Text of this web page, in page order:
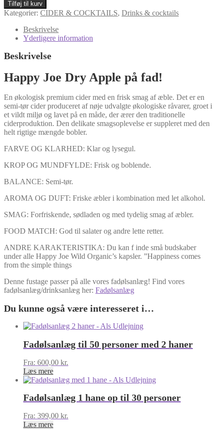
Dry
Apple
antal
Tilføj til kurv
Kategorier: CIDER & COCKTAILS, Drinks & cocktails
Beskrivelse
Yderligere information
Beskrivelse
Happy Joe Dry Apple på fad!
En økologisk premium cider med en frisk smag af æble. Det er en
semi-tør cider produceret af nøje udvalgte økologiske råvarer, groet i
et vildt miljø og lavet på en måde, der ærer den traditionelle
ciderproduktion. Den delikate smagsoplevelse er suppleret med den
helt rigtige mængde bobler.
FARVE OG KLARHED: Klar og lysegul.
KROP OG MUNDFYLDE: Frisk og boblende.
BALANCE: Semi-tør.
AROMA OG DUFT: Friske æbler i kombination med let alkohol.
SMAG: Forfriskende, sødladen og med tydelig smag af æbler.
FOOD MATCH: God til salater og andre lette retter.
ANDRE KARAKTERISTIKA: Du kan f inde små budskaber
under alle Happy Joe Wild Organic’s kapsler. ”Happiness comes
from the simple things
Denne fustage passer på alle vores fadølsanlæg! Find vores
fadølsanlæg/drinksanlæg her: Fadølsanlæg
Du kunne også være interesseret i…
Fadølsanlæg til 50 personer med 2 haner
Fra: 600,00 kr.
Læs mere
Fadølsanlæg 1 hane op til 30 personer
Fra: 399,00 kr.
Læs mere